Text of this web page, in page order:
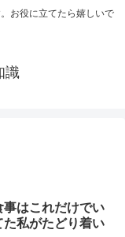
お役に立てたら嬉しいで
識
はこれだけでい
た私がたどり着い